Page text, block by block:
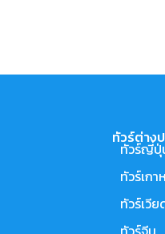
ทัวร์ต่าง
ทัวร์ญี่ปุ่
ทัวร์เกา
ทัวร์เวี